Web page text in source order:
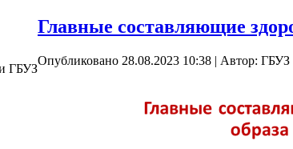
ГБУЗ
Главные составляющие
Опубликовано 28.08.2023 10:38 | Автор: